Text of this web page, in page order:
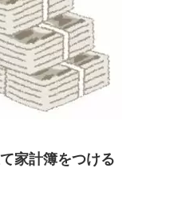
家計簿をつける